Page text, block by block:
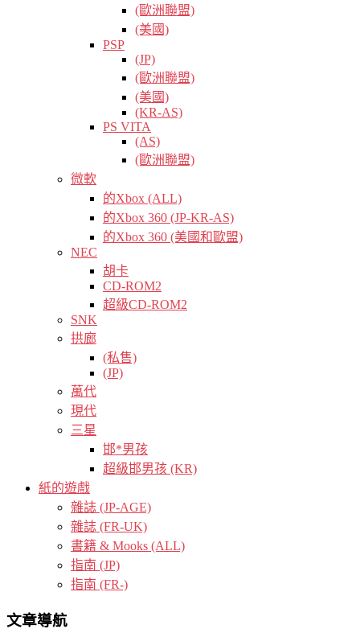
(歐洲聯盟)
(美國)
PSP
(JP)
(歐洲聯盟)
(美國)
(KR-AS)
PS VITA
(AS)
(歐洲聯盟)
微軟
的Xbox (ALL)
的Xbox 360 (JP-KR-AS)
的Xbox 360 (美國和歐盟)
NEC
胡卡
CD-ROM2
超級CD-ROM2
SNK
拱廊
(私售)
(JP)
萬代
現代
三星
邯*男孩
超級邯男孩 (KR)
紙的遊戲
雜誌 (JP-AGE)
雜誌 (FR-UK)
書籍 & Mooks (ALL)
指南 (JP)
指南 (FR-)
文章導航